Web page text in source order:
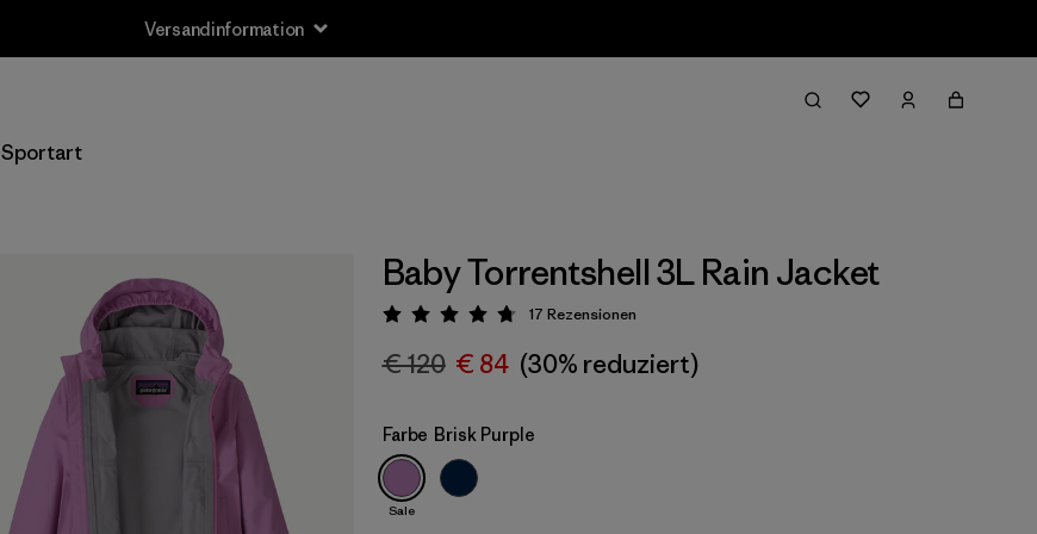
Versandinformation
Sportart
Baby Torrentshell 3L Rain Jacket
Bewertung: 4.8 / 5
17 Rezensionen
€ 120 € 84 (30% reduziert)
Farbe Brisk Purple
Sale